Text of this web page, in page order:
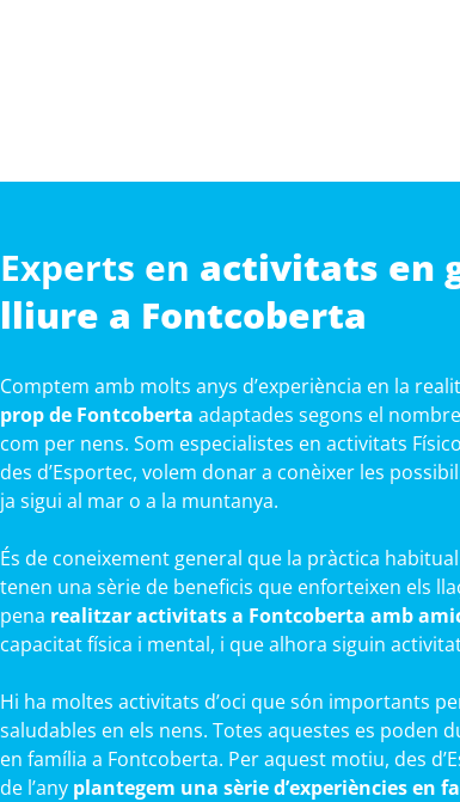
Experts en activitats en
lliure a Fontcoberta
Comptem amb molts anys d’experiència en la
prop de Fontcoberta adaptades segons el
com per nens. Som especialistes en activitats
des d’Esportec, volem donar a conèixer les
ja sigui al mar o a la muntanya.
És de coneixement general que la pràctica
tenen una sèrie de beneficis que enforteixen els
pena realitzar activitats a Fontcoberta amb
capacitat física i mental, i que alhora siguin
Hi ha moltes activitats d’oci que són importants
saludables en els nens. Totes aquestes es poden
en família a Fontcoberta. Per aquest motiu, des
de l’any plantegem una sèrie d’experiències en